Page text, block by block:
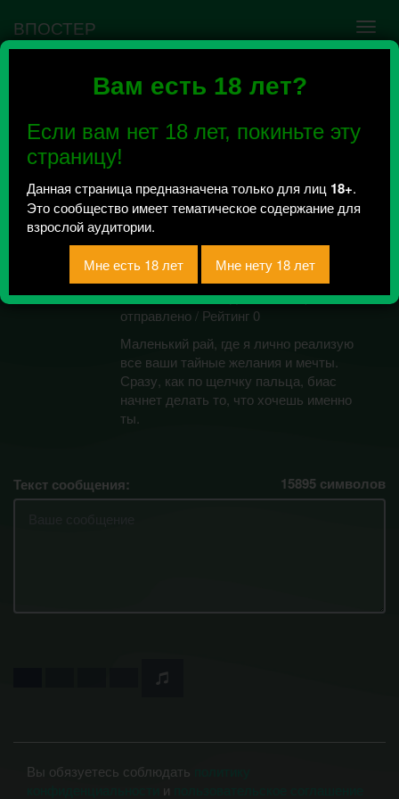
Вам есть 18 лет?
Если вам нет 18 лет, покиньте эту
страницу!
Данная страница предназначена только для лиц 18+.
Это сообщество имеет тематическое содержание для
взрослой аудитории.
ВПОСТЕР
Ошибка VK API #5
сообщества нужно авторизоваться на сервисе
повторно.
Imagine with EXO,
fanfiction, reaction,18+
Всего 136, за сегодня 0 сообщений
отправлено / Рейтинг 0
Маленький рай, где я лично реализую
все ваши тайные желания и мечты.
Сразу, как по щелчку пальца, биас
начнет делать то, что хочешь именно
ты.
Текст сообщения: 15895 символов
Вы обязуетесь соблюдать
и